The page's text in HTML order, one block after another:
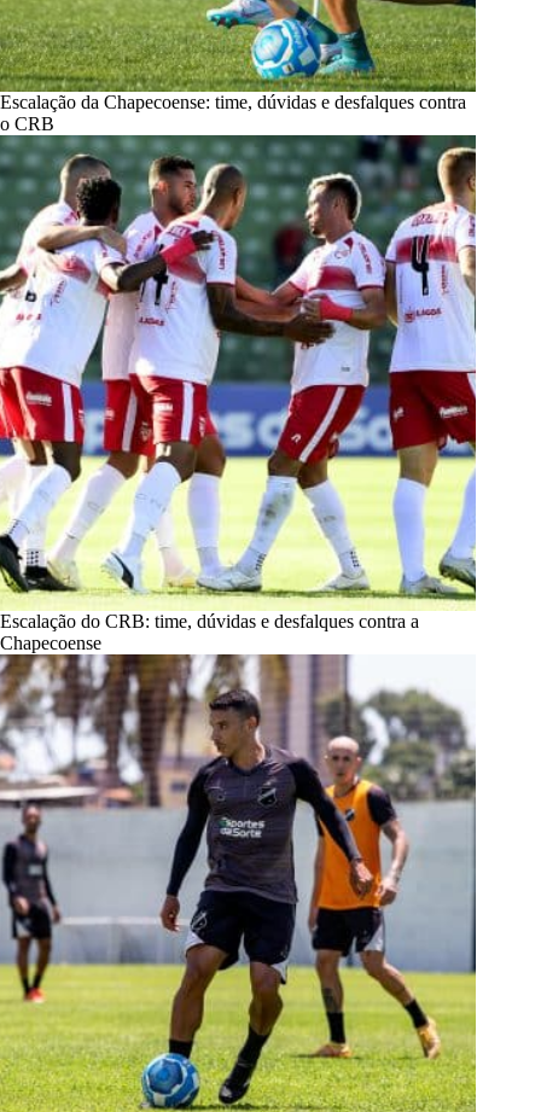
Escalação da Chapecoense: time, dúvidas e desfalques contra
o CRB
Escalação do CRB: time, dúvidas e desfalques contra a
Chapecoense